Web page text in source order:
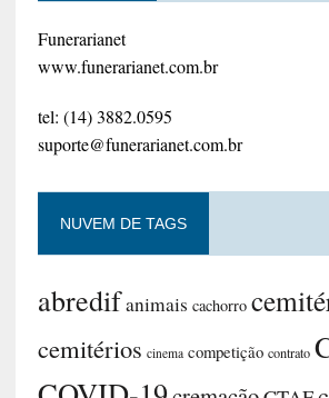
Funerarianet
www.funerarianet.com.br
tel: (14) 3882.0595
suporte@funerarianet.com.br
NUVEM DE TAGS
abredifanimais cachorro
cemitérios cinema competição contrato